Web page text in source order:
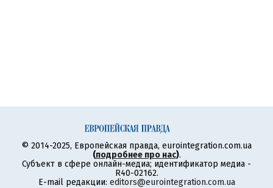
© 2014-2025, Европейская правда, eurointegration.com.ua
(подробнее про нас).
Субъект в сфере онлайн-медиа; идентификатор медиа -
R40-02162.
E-mail редакции: editors@eurointegration.com.ua